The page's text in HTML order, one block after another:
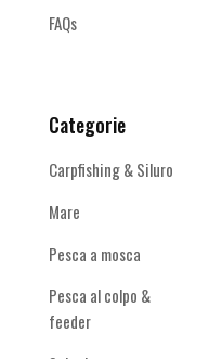
FAQs
Categorie
Carpfishing & Siluro
Mare
Pesca a mosca
Pesca al colpo &
feeder